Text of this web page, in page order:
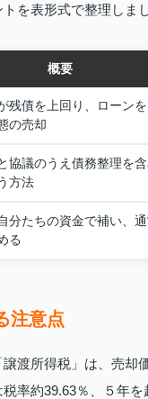
を表形式で整理しまし
概要
残債を上回り、ローン
の売却
協議のうえ債務整理を
方法
分たちの資金で補い、
る
注意点
渡所得税」は、売
率約39.63％、５年